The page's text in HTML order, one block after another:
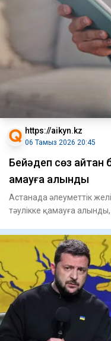
https://aikyn.kz
06 Тамыз 2026 20:45
Бейәдеп сөз айтқан
қамауға алынды
Астанада әлеуметтік
тәулікке қамауға